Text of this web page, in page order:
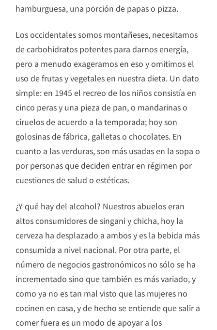
hamburguesa, una porción de papas o pizza.
Los occidentales somos montañeses, necesitamos
de carbohidratos potentes para darnos energía,
pero a menudo exageramos en eso y omitimos el
uso de frutas y vegetales en nuestra dieta. Un dato
simple: en 1945 el recreo de los niños consistía en
cinco peras y una pieza de pan, o mandarinas o
ciruelos de acuerdo a la temporada; hoy son
golosinas de fábrica, galletas o chocolates. En
cuanto a las verduras, son más usadas en la sopa o
por personas que deciden entrar en régimen por
cuestiones de salud o estéticas.
¿Y qué hay del alcohol? Nuestros abuelos eran
altos consumidores de singani y chicha, hoy la
cerveza ha desplazado a ambos y es la bebida más
consumida a nivel nacional. Por otra parte, el
número de negocios gastronómicos no sólo se ha
incrementado sino que también es más variado, y
como ya no es tan mal visto que las mujeres no
cocinen en casa, y de hecho se entiende que salir a
comer fuera es un modo de apoyar a los